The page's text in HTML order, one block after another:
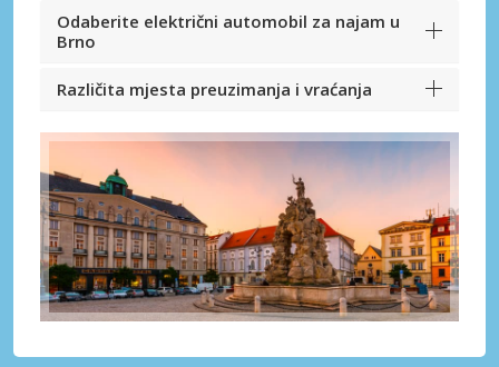
Odaberite električni automobil za najam u
Brno
Različita mjesta preuzimanja i vraćanja